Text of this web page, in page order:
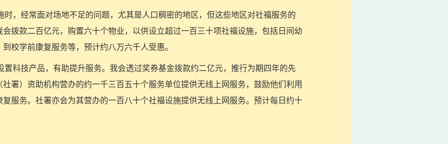
时，经常面对场地不足的问题，尤其是人口稠密的地区，但这些地区对社福服务的
拨款二百亿元，购置六十个物业，以供设立超过一百三十项社福设施，包括日间幼
校学前康复服务等，预计约八万六千人受惠。
置科技产品，有助提升服务。我会透过奖券基金拨款约二亿元，推行为期四年的先
署）资助机构营办的约一千三百五十个服务单位提供无线上网服务，鼓励他们利用
服务。社署亦会为其营办的一百八十个社福设施提供无线上网服务。预计每日约十